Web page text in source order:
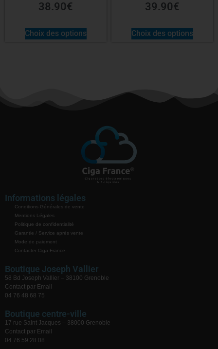
38.90€
Choix des options
39.90€
Choix des options
Informations légales
Conditions Générales de vente
Mentions Légales
Politique de confidentialité
Garantie / Service après vente
Mode de paiement
Contacter Ciga France
Boutique Joseph Vallier
58 Bd Joseph Vallier – 38100 Grenoble
Contact par Email
04 76 48 68 75
Boutique centre-ville
17 rue Saint Jacques – 38000 Grenoble
Contact par Email
04 76 59 28 08